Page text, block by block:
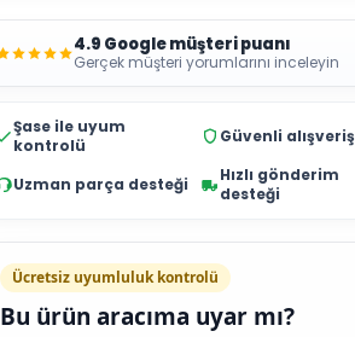
4.9 Google müşteri puanı
Gerçek müşteri yorumlarını inceleyin
Şase ile uyum
kontrolü
Güvenli alışveriş
Uzman parça desteği
Hızlı gönderim
desteği
Ücretsiz uyumluluk kontrolü
Bu ürün aracıma uyar mı?